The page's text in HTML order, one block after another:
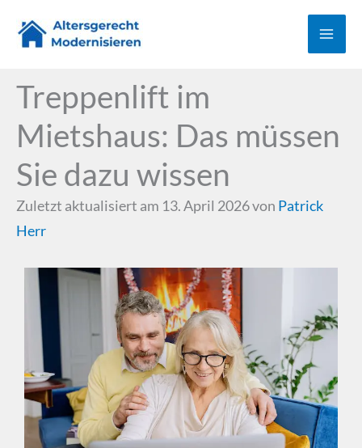
Inhalt
Treppenlift im
Mietshaus: Das müssen
Sie dazu wissen
Zuletzt aktualisiert am 13. April 2026 von Patrick
Herr